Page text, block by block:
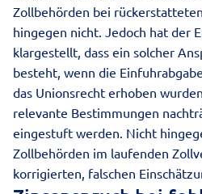
Zollbehörden bei
hingegen nicht. Jedoch hat der
klargestellt, dass ein solcher
besteht, wenn die
das Unionsrecht erhoben
relevante Bestimmungen
eingestuft werden. Nicht
Zollbehörden im laufenden
korrigierten, falschen